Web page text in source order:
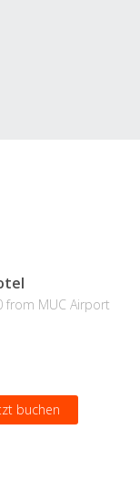
from MUC Airport
buchen